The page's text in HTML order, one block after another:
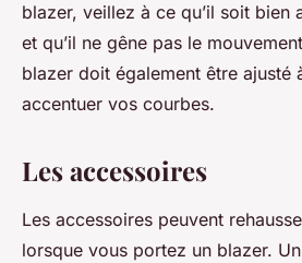
blazer, veillez à ce qu’il soit bien
et qu’il ne gêne pas le
blazer doit également être ajusté
accentuer vos courbes.
Les accessoires
Les accessoires peuvent
lorsque vous portez un blazer.